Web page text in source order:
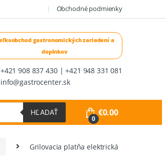
Obchodné podmienky
+421 908 837 430 | +421 948 331 081
info@gastrocenter.sk
HĽADAŤ
0
€0.00
Grilovacia platňa elektrická